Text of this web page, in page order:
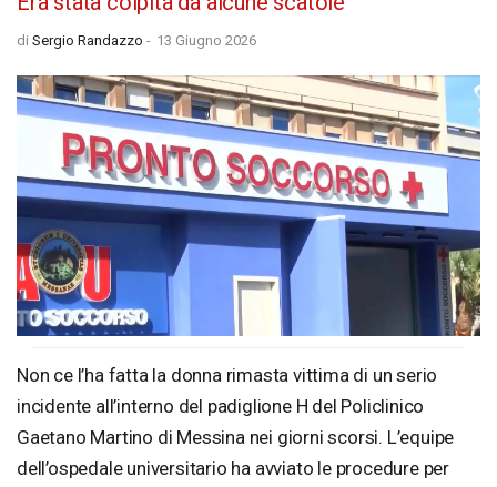
di Sergio Randazzo - 13 Giugno 2026
Non ce l’ha fatta la donna rimasta vittima di un serio
incidente all’interno del padiglione H del Policlinico
Gaetano Martino di Messina nei giorni scorsi. L’equipe
dell’ospedale universitario ha avviato le procedure per